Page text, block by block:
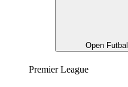
Open Futbal
Premier League